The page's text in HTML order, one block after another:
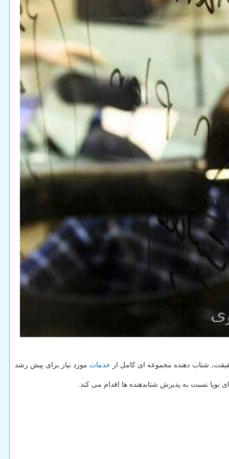
شتاب دهنده مجموعه ای کامل از خدمات مورد نیاز برای پیش رشد
نوپا نسبت به پذیرش شتابدهنده ها اقدام می کند.